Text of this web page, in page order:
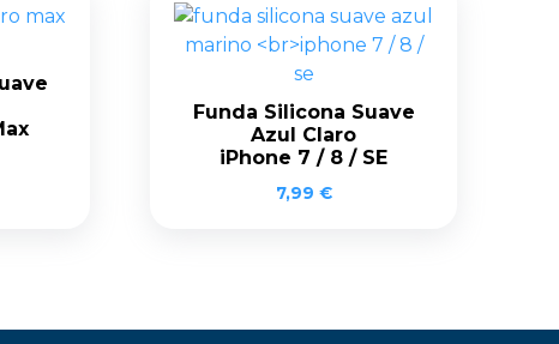
Funda Silicona Suave
Azul Claro
iPhone 7 / 8 / SE
7,99 €